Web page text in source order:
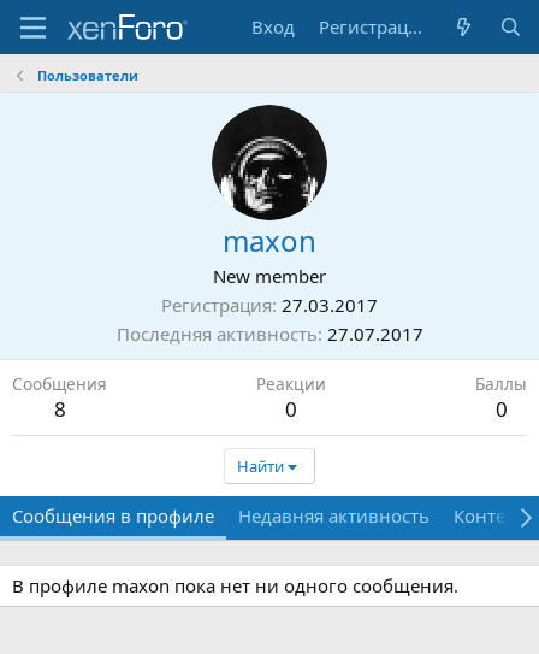
Вход Регистрация
Пользователи
maxon
New member
Регистрация 27.03.2017
Последняя активность 27.07.2017
Сообщения
8
Реакции
0
Баллы
0
Найти
Сообщения в профиле Недавняя активность Контент
В профиле maxon пока нет ни одного сообщения.